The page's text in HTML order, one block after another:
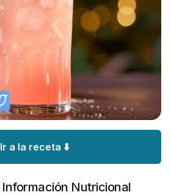
Ir a la receta ⬇️
Información Nutricional